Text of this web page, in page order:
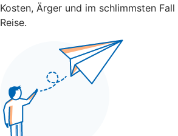
Kosten, Ärger und im schlimmsten
Reise.